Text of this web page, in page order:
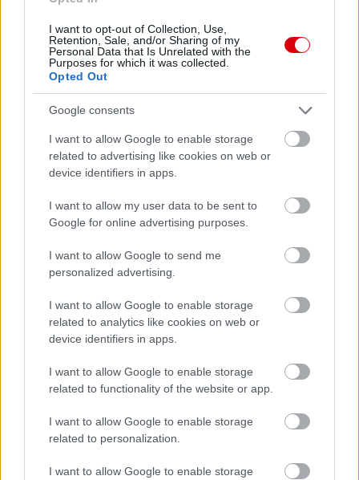
I want to opt-out of Collection, Use,
Retention, Sale, and/or Sharing of my
Personal Data that Is Unrelated with the
Purposes for which it was collected.
Opted Out
Google consents
I want to allow Google to enable storage
related to advertising like cookies on web or
device identifiers in apps.
I want to allow my user data to be sent to
Google for online advertising purposes.
I want to allow Google to send me
personalized advertising.
I want to allow Google to enable storage
related to analytics like cookies on web or
device identifiers in apps.
I want to allow Google to enable storage
related to functionality of the website or app.
I want to allow Google to enable storage
related to personalization.
I want to allow Google to enable storage
Meccs Center
Paris Saint-Germain
Manchester United
Nya Ullevi, Göteborg
2026-08-08 17:00
0 nap 7 óra 33 perc 38 másodperc
Leeds Unitedvs Manchester United 2026-08-12 20:30